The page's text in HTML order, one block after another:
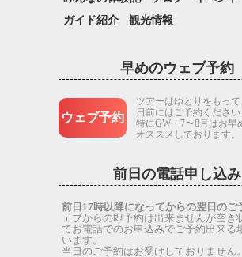
ガイド紹介
観光情報
早めのウェブ予約
ウェブ予約
ツアーはゆとりをもっ
日前にはご予約ください
特にGW・7〜8月はお早
オススメしております。
前日の電話申し込み
前日17時以降になってからの翌日のご
ェブからの即予約は出来ませんが空き
てお電話でのお申込みでご予約出来る
います。
当日のご予約はお受けしておりません。